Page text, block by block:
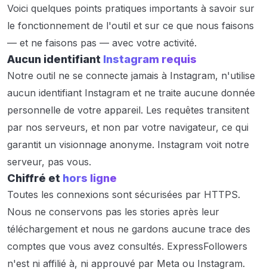
Voici quelques points pratiques importants à savoir sur
le fonctionnement de l'outil et sur ce que nous faisons
— et ne faisons pas — avec votre activité.
Aucun identifiant Instagram requis
Notre outil ne se connecte jamais à Instagram, n'utilise
aucun identifiant Instagram et ne traite aucune donnée
personnelle de votre appareil. Les requêtes transitent
par nos serveurs, et non par votre navigateur, ce qui
garantit un visionnage anonyme. Instagram voit notre
serveur, pas vous.
Chiffré et hors ligne
Toutes les connexions sont sécurisées par HTTPS.
Nous ne conservons pas les stories après leur
téléchargement et nous ne gardons aucune trace des
comptes que vous avez consultés. ExpressFollowers
n'est ni affilié à, ni approuvé par Meta ou Instagram.